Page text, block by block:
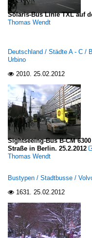
Solaris-Bus Linie TXL auf
Thomas Wendt
Deutschland / Städte A - C /
Urbino
 2010. 25.02.2012
Sightseeing-Bus B-CM
Straße in Berlin. 25.2.2012
Thomas Wendt
Bustypen / Stadtbusse /
 1631. 25.02.2012